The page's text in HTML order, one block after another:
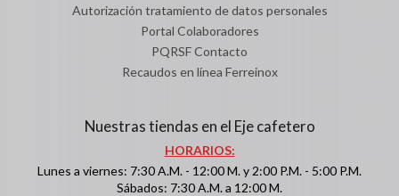
Autorización tratamiento de datos personales
Portal Colaboradores
PQRSF Contacto
Recaudos en línea Ferreinox
Nuestras tiendas en el Eje cafetero
HORARIOS:
Lunes a viernes: 7:30 A.M. - 12:00 M. y 2:00 P.M. - 5:00 P.M.
Sábados: 7:30 A.M. a 12:00 M.